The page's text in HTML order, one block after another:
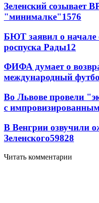
Зеленский созывает
"минималке"1576
БЮТ заявил о начале
роспуска Рады12
ФИФА думает о
международный
Во Львове провели
с
В Венгрии озвучили
Зеленского59828
Читать комментарии